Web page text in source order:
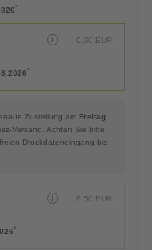
*
0,00 EUR
*
Zustellung am Freitag,
Versand. Achten Sie bitte
Druckdateneingang bis
6,50 EUR
*